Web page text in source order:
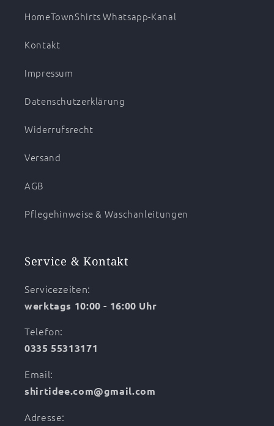
HomeTownShirts Whatsapp-Kanal
Kontakt
Impressum
Datenschutzerklärung
Widerrufsrecht
Versand
AGB
Pflegehinweise & Waschanleitungen
Service & Kontakt
Servicezeiten:
werktags 10:00 - 16:00 Uhr
Telefon:
0335 55313171
Email:
shirtidee.com@gmail.com
Adresse: